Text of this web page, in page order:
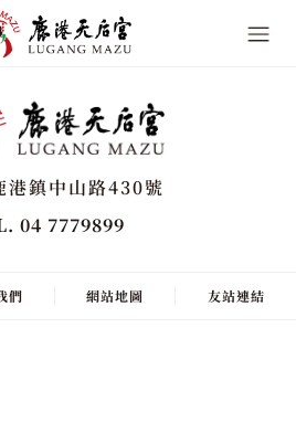
港鎮中山路430號
04 7779899
們 網站地圖 友站連結